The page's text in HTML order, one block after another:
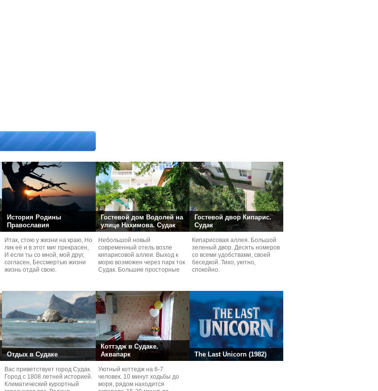
История Родины
Православия
Итак, стою у жизни на краю, Но
лик её и в этот миг прекрасен,
И если ты со мной, мой друг,
согласен, Бессмертью жизни
жизнь отдай свою.
Гостевой дом Водолей на
улице Нахимова. Судак
Небольшой новый
современный отель возле
кипарисовой аллеи. Выход к
морю возможен через парк ток
Судaк. Большие просторные
Гостевой двор Кипарис.
Судак
Кипарисовая аллея. Большой
зеленый двор. Десять номеров
со всеми удобствами, своей
беседкой. Тихо, уютно,
спокойно.
Отдых в Судаке
Вас приветствует город Судак.
Город с 1808 летней историей.
Климатический курортный
Коттэдж в Судаке.
Аквапарк
Уютный коттедж на 6-7
человек. 10 минут ходьбы до
моря, рядом находится
The Last Unicorn (1982)